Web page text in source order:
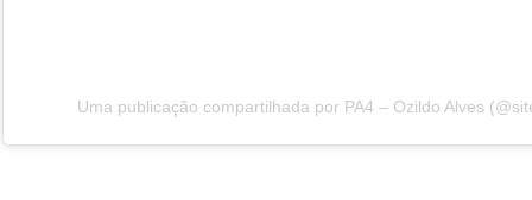
Uma publicação compartilhada por PA4 – Ozildo Alves